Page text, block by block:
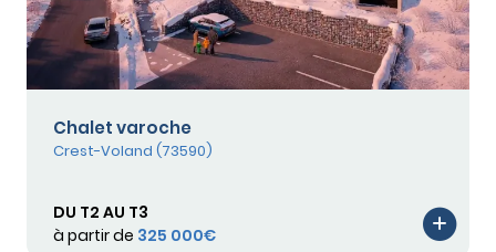
Chalet varoche
Crest-Voland (73590)
DU T2 AU T3
à partir de 325 000€